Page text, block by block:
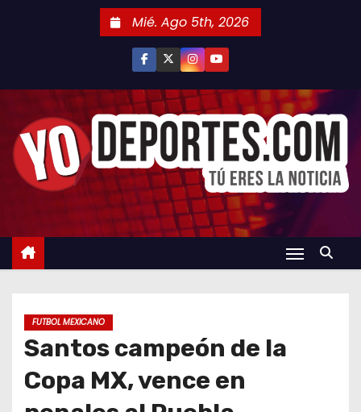
n
Mié. Ago 5th, 2026
FUTBOL MEXICANO
Santos campeón de la
Copa MX, vence en